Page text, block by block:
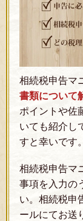
相続税申告マ
書類について
ポイントや佐
いても紹介し
すと幸いです。
相続税申告マ
事項を入力の
い。相続税申
ールにてお送